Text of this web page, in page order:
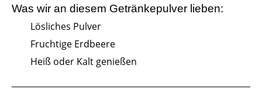
Was wir an diesem Getränkepulver lieben:
Lösliches Pulver
Fruchtige Erdbeere
Heiß oder Kalt genießen